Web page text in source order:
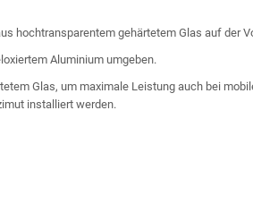
hochtransparentem gehärtetem Glas auf der
Aluminium umgeben.
Glas, um maximale Leistung auch bei
installiert werden.